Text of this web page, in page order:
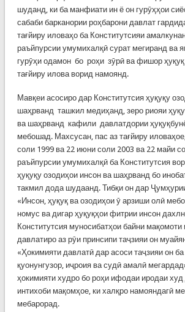
шуданд, ки ба манфиати ин ё он гурӯҳҳои
сабаби барканории роҳбарони давлат
тағйиру иловаҳо ба Конститутсияи
раъйпурсии умумихалқӣ сурат мегиранд ва
гурӯҳи одамон бо роҳи зӯрӣ ва фишор ҳуқуқ
тағйиру илова ворид намоянд.
Мавқеи асосиро дар Конститутсия ҳуқуқу
шаҳрванд ташкил медиҳанд, зеро риояи
ва шаҳрванд кафили давлатдории
мебошад. Махсусан, пас аз тағйиру
соли 1999 ва 22 июни соли 2003 ва 22 майи
раъйпурсии умумихалқӣ ба Конститутсия
ҳуқуқу озодиҳои инсон ва шаҳрванд бо
такмил дода шудаанд. Тибқи он дар
«Инсон, ҳуқуқ ва озодиҳои ӯ арзиши олӣ
номус ва дигар ҳуқуқҳои фитрии инсон
Конститутсия муносибатҳои байни
давлатиро аз рӯи принсипи таҷзияи он
«Ҳокимияти давлатӣ дар асоси таҷзияи он
қуонунгузор, иҷроия ва судӣ амалӣ
ҳокимияти худро бо роҳи ифодаи иродаи худ
интихоби мақомҳое, ки халқро намояндагӣ
мебарорад.